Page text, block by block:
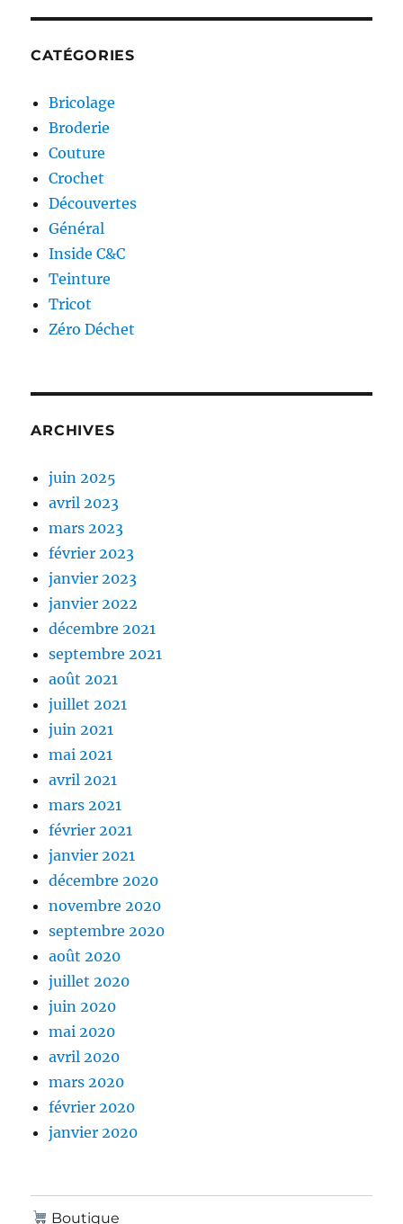
CATÉGORIES
Bricolage
Broderie
Couture
Crochet
Découvertes
Général
Inside C&C
Teinture
Tricot
Zéro Déchet
ARCHIVES
juin 2025
avril 2023
mars 2023
février 2023
janvier 2023
janvier 2022
décembre 2021
septembre 2021
août 2021
juillet 2021
juin 2021
mai 2021
avril 2021
mars 2021
février 2021
janvier 2021
décembre 2020
novembre 2020
septembre 2020
août 2020
juillet 2020
juin 2020
mai 2020
avril 2020
mars 2020
février 2020
janvier 2020
Boutique